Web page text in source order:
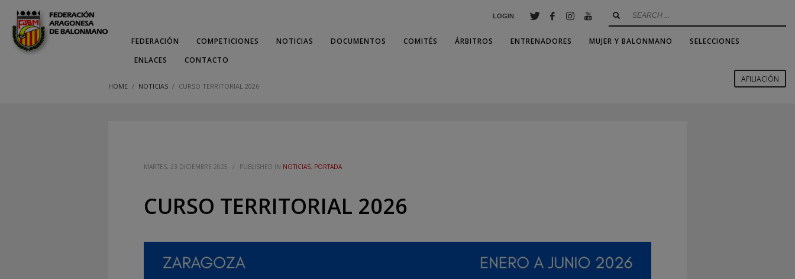
LOGIN
FEDERACIÓN COMPETICIONES NOTICIAS DOCUMENTOS COMITÉS ÁRBITROS ENTRENADORES MUJER Y BALONMANO
SELECCIONES
ENLACES
CONTACTO
AFILIACIÓN
HOME NOTICIAS CURSO TERRITORIAL 2026
MARTES, 23 DICIEMBRE 2025 / PUBLISHED IN NOTICIAS, PORTADA
CURSO TERRITORIAL 2026